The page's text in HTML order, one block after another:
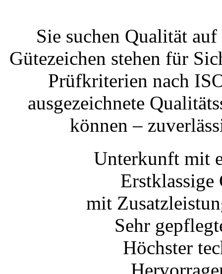
Sie suchen Qualität
Gütezeichen stehen für
Prüfkriterien nach
ausgezeichnete
können –
Unterkunft mit
Erstklassige
mit
Sehr
Höchster